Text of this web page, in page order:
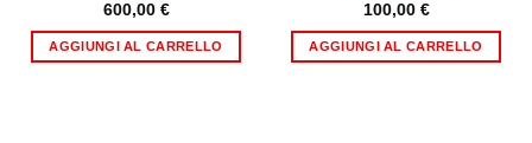
600,00 €
AGGIUNGI AL CARRELLO
100,00 €
AGGIUNGI AL CARRELLO